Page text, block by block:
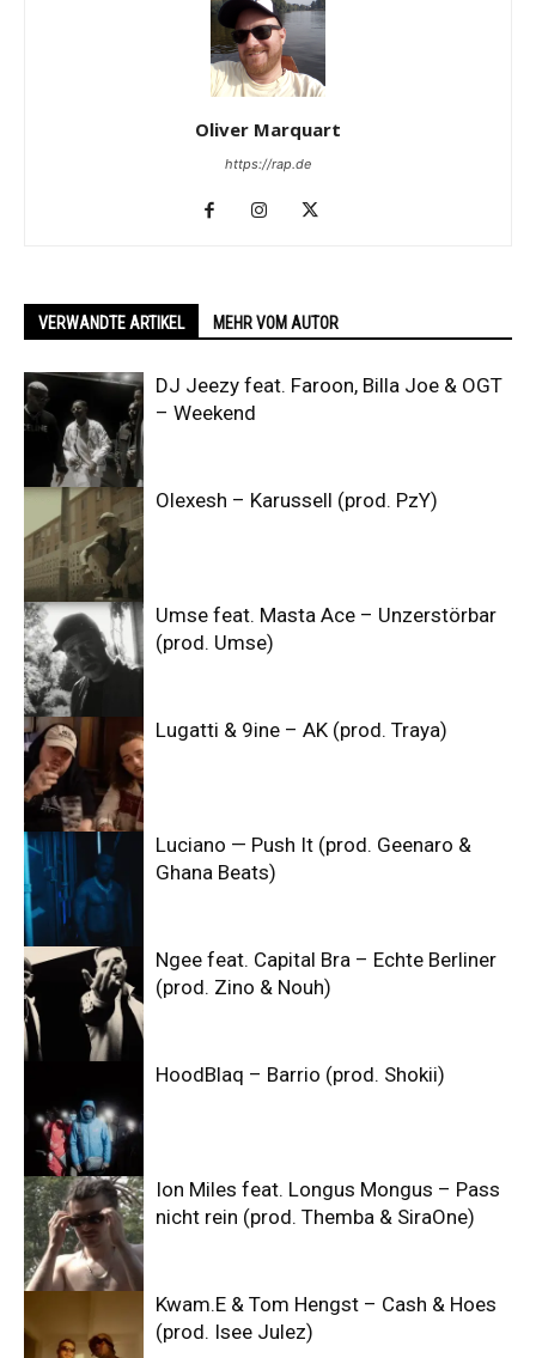
Oliver Marquart
https://rap.de
VERWANDTE ARTIKEL MEHR VOM AUTOR
DJ Jeezy feat. Faroon, Billa Joe & OGT
– Weekend
Olexesh – Karussell (prod. PzY)
Umse feat. Masta Ace – Unzerstörbar
(prod. Umse)
Lugatti & 9ine – AK (prod. Traya)
Luciano — Push It (prod. Geenaro &
Ghana Beats)
Ngee feat. Capital Bra – Echte Berliner
(prod. Zino & Nouh)
HoodBlaq – Barrio (prod. Shokii)
Ion Miles feat. Longus Mongus – Pass
nicht rein (prod. Themba & SiraOne)
Kwam.E & Tom Hengst – Cash & Hoes
(prod. Isee Julez)